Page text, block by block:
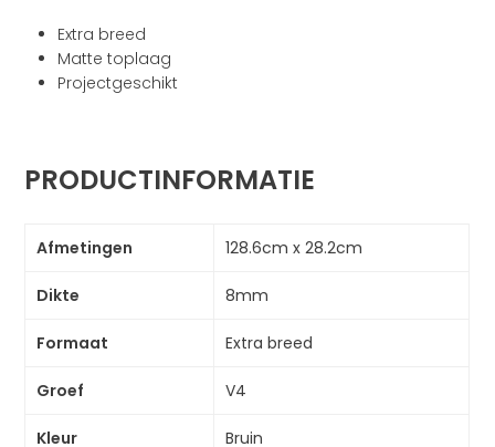
Extra breed
Matte toplaag
Projectgeschikt
PRODUCTINFORMATIE
Afmetingen 128.6cm x 28.2cm
Dikte 8mm
Formaat Extra breed
Groef V4
Kleur Bruin